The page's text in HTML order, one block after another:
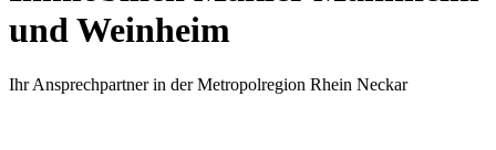
und Weinheim
Ihr Ansprechpartner in der Metropolregion Rhein Neckar